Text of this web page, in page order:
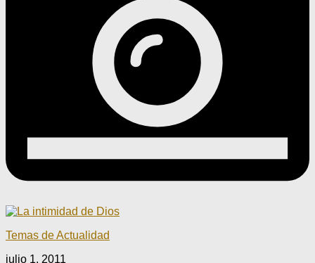
Temas de Actualidad
julio 1, 2011